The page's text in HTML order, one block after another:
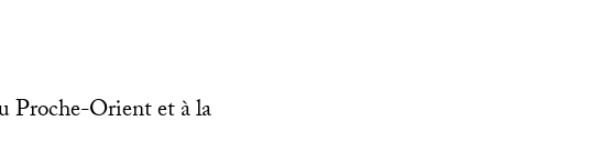
Proche-Orient et à la